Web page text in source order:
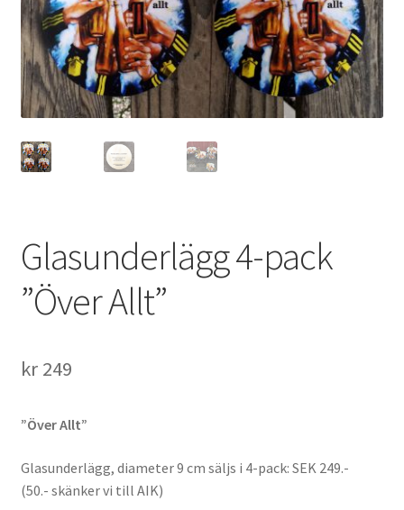
Glasunderlägg 4-pack
”Över Allt”
kr249
”Över Allt”
Glasunderlägg, diameter 9 cm säljs i 4-pack: SEK 249.-
(50.- skänker vi till AIK)